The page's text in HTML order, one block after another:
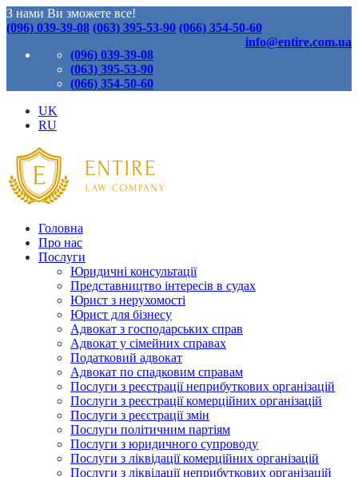
З нами Ви зможете все!
(096) 039-39-08 (063) 395-53-90 (066) 354-50-60
info@entire.com.ua
(096) 039-39-08
(063) 395-53-90
(066) 354-50-60
UK
RU
Головна
Про нас
Послуги
Юридичні консультації
Представництво інтересів в судах
Юрист з нерухомості
Юрист для бізнесу
Адвокат з господарських справ
Адвокат у сімейних справах
Податковий адвокат
Адвокат по спадковим справам
Послуги з реєстрації неприбуткових організацій
Послуги з реєстрації комерційних організацій
Послуги з реєстрації змін
Послуги політичним партіям
Послуги з юридичного супроводу
Послуги з ліквідації комерційних організацій
Послуги з ліквідації неприбуткових організацій